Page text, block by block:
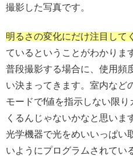
撮影した写真です。
明るさの変化にだけ注目して
ているということがわかりま
普段撮影する場合に、使用頻
い決まってきます。室内など
モードでf値を指示しない限
くるんじゃないかなと思いま
光学機器で光をめいいっぱい
いようにプログラムされてい